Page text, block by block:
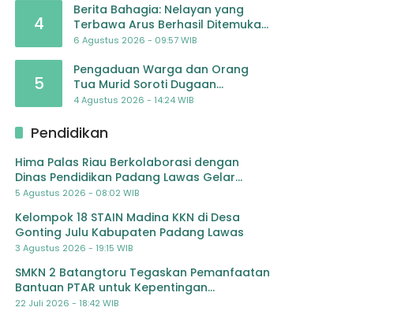
4
Berita Bahagia: Nelayan yang
Terbawa Arus Berhasil Ditemukan
Dalam Keadaan Selamat
6 Agustus 2026 - 09:57 WIB
5
Pengaduan Warga dan Orang
Tua Murid Soroti Dugaan
Pengelolaan Dana BOP PAUD di TK
4 Agustus 2026 - 14:24 WIB
Pendidikan
Hima Palas Riau Berkolaborasi dengan
Dinas Pendidikan Padang Lawas Gelar
Pelatihan OSIS SMP se-Kabupaten Padang
5 Agustus 2026 - 08:02 WIB
Kelompok 18 STAIN Madina KKN di Desa
Gonting Julu Kabupaten Padang Lawas
3 Agustus 2026 - 19:15 WIB
SMKN 2 Batangtoru Tegaskan Pemanfaatan
Bantuan PTAR untuk Kepentingan
Pendidikan
22 Juli 2026 - 18:42 WIB